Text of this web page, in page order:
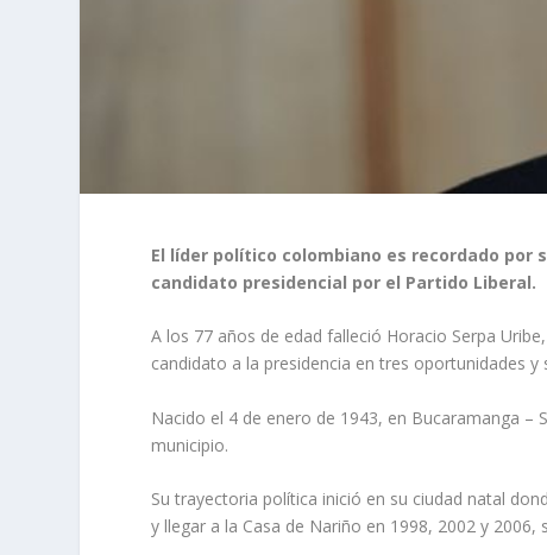
El líder político colombiano es recordado por
candidato presidencial por el Partido Liberal.
A los 77 años de edad falleció Horacio Serpa
candidato a la presidencia en tres oportunidades
Nacido el 4 de enero de 1943, en Bucaramanga
municipio.
Su trayectoria política inició en su ciudad natal
y llegar a la Casa de Nariño en 1998, 2002 y